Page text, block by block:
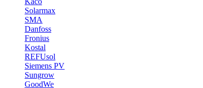
Solarmax
SMA
Danfoss
Fronius
Kostal
REFUsol
Siemens PV
Sungrow
GoodWe